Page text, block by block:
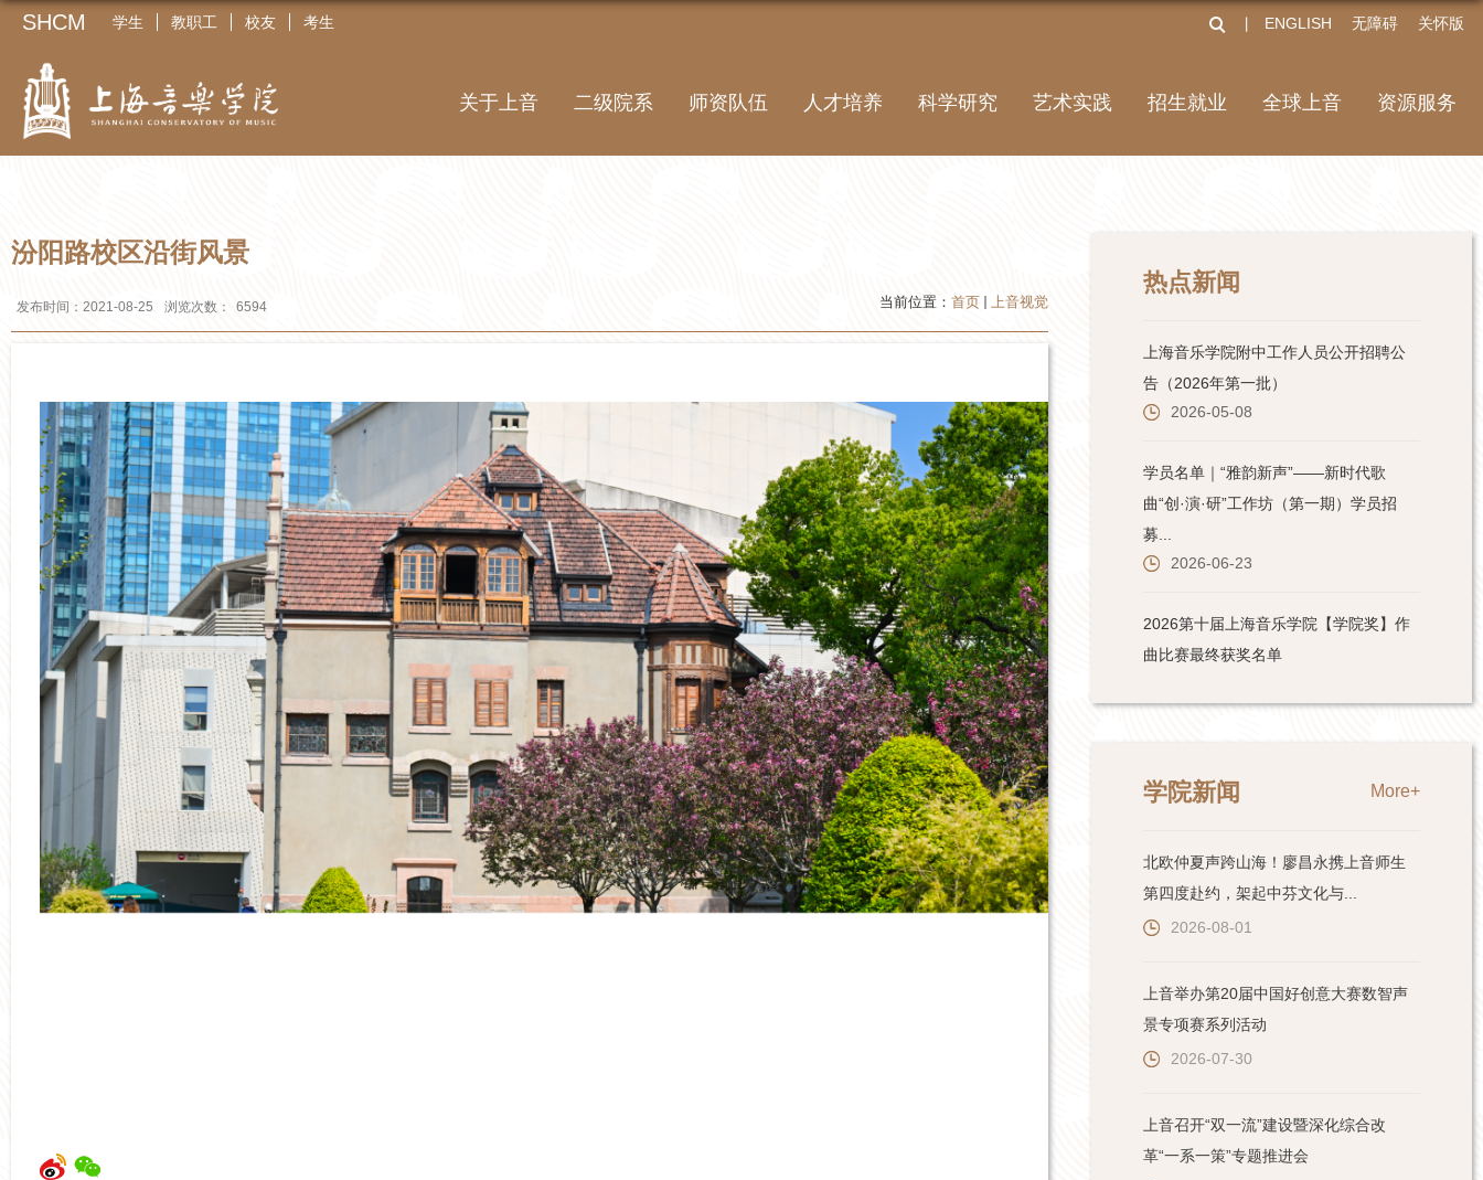
SHCM 学生 教职工 校友 考生 ENGLISH 无障碍 关怀版
关于上音 二级院系 师资队伍 人才培养 科学研究 艺术实践 招生就业 全球上音 资源服务
汾阳路校区沿街风景
发布时间：2021-08-25 浏览次数： 6594 当前位置： 首页 上音视觉
热点新闻
学院新闻 More+
北欧仲夏声跨山海！廖昌永携上音师生
第四度赴约，架起中芬文化与...
2026-08-01
上音举办第20届中国好创意大赛数智声
景专项赛系列活动
2026-07-30
上音召开“双一流”建设暨深化综合改
革“一系一策”专题推进会